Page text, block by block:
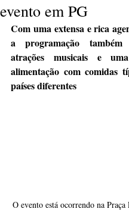
evento em PG
Com uma extensa e rica
a programação
atrações musicais e
alimentação com comidas
países diferentes
O evento está ocorrendo na Praça